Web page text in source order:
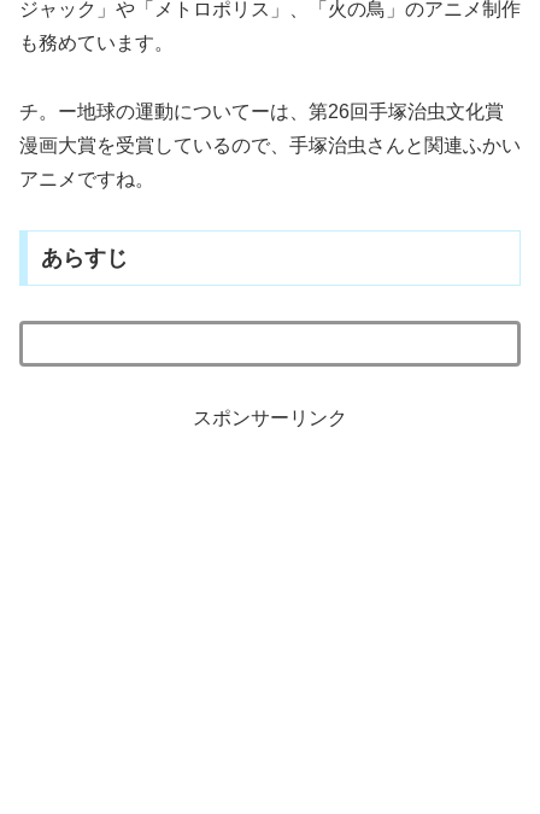
ジャック」や「メトロポリス」、「火の鳥」のアニメ制作
も務めています。
チ。ー地球の運動についてーは、第26回手塚治虫文化賞
漫画大賞を受賞しているので、手塚治虫さんと関連ふかい
アニメですね。
あらすじ
スポンサーリンク